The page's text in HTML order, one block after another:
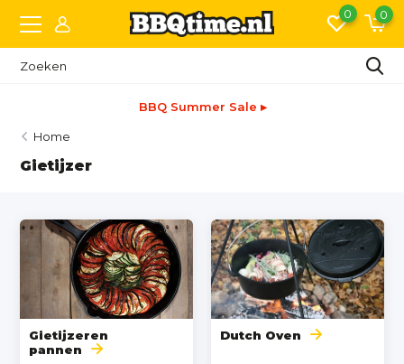
0 0
BBQ Summer Sale ▸
Home
Gietijzer
Gietijzeren
pannen
Dutch Oven